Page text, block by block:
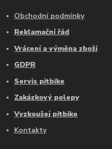
Obchodní podmínky
Reklamační řád
Vrácení a výměna zboží
GDPR
Servis pitbike
Zakázkový polepy
Vyzkoušej pitbike
Kontakty